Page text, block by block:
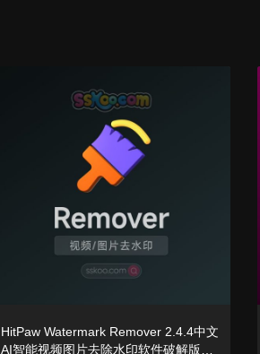
HitPaw Watermark Remover 2.4.4中文
AI智能视频图片去除水印软件破解版下